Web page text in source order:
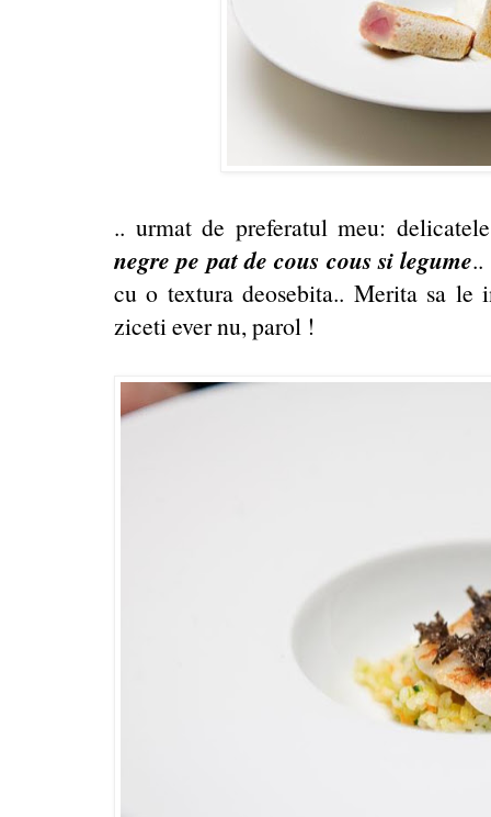
.. urmat de preferatul meu:
negre pe pat de cous cous si legume
cu o textura deosebita.. Merita sa le
ziceti ever nu, parol !